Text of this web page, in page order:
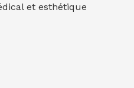
et esthétique